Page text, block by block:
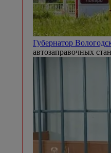
Губернатор
автозаправочных